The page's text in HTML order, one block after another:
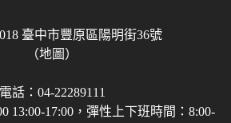
臺中市豐原區陽明街36號
（地圖）
電話：04-22289111
13:00-17:00，彈性上下班時間：8:00-